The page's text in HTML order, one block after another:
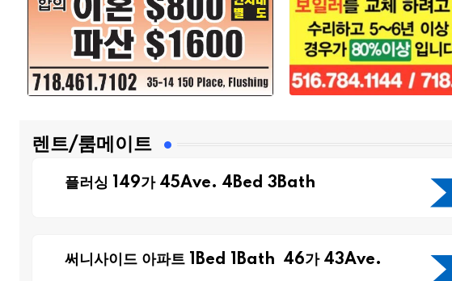
렌트/룸메이트
플러싱 149가 45Ave. 4Bed 3Bath
써니사이드 아파트 1Bed 1Bath 46가 43Ave.